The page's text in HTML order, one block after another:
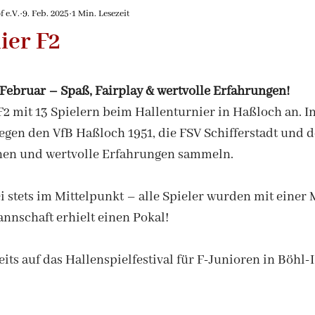
2026/2027
F2
e.V. 9. Feb. 2025 1 Min. Lesezeit
– Spaß, Fairplay & wertvolle Erfahrungen!
mit 13 Spielern beim Hallenturnier in Haßloch an.
den VfB Haßloch 1951, die FSV Schifferstadt und
und wertvolle Erfahrungen sammeln.
stets im Mittelpunkt – alle Spieler wurden mit einer
erhielt einen Pokal!
auf das Hallenspielfestival für F-Junioren in